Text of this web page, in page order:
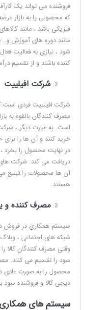
فروشنده می تواند یک
که محصولی را به بازار
فیزیکی باشد ، مانند
مانند دوره های آموزش و..
شود ، نیازی به فعالیت
کننده باشند و از تقسیم
شرکت افیلییت
شرکت افیلییت فردی است
مصرف کنندگان بالقوه به
است. به عبارت دیگر ،
خرید کنند و آن ها را
در نهایت محصول را
دریافت می کند. شرکت های
آن ها محصولات را تبلیغ
هستند.
مصرف کننده و
سیستم همکاری در فروش
شبکه های اجتماعی ،
وقتی مصرف کنندگان کالا
سود را تقسیم می کنند.
محصول را به صورت عادی
دیجی کالا و فروشنده سود
سیستم های